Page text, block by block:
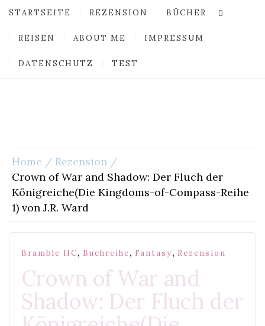
STARTSEITE REZENSION BÜCHER
REISEN ABOUT ME IMPRESSUM
DATENSCHUTZ TEST
Home
Rezension
Crown of War and Shadow: Der Fluch der
Königreiche(Die Kingdoms-of-Compass-Reihe
1) von J.R. Ward
Bramble HC, Buchreihe, Fantasy, Rezension
Crown of War and
Shadow: Der Fluch der